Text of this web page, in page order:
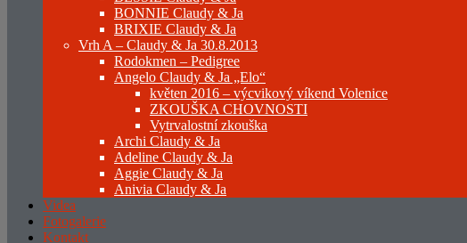
BONNIE Claudy & Ja
BRIXIE Claudy & Ja
Vrh A – Claudy & Ja 30.8.2013
Rodokmen – Pedigree
Angelo Claudy & Ja „Elo“
květen 2016 – výcvikový víkend Volenice
ZKOUŠKA CHOVNOSTI
Vytrvalostní zkouška
Archi Claudy & Ja
Adeline Claudy & Ja
Aggie Claudy & Ja
Anivia Claudy & Ja
Videa
Fotogalerie
Kontakt